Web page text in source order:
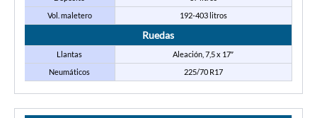
Vol. maletero
192-403 litros
Ruedas
Llantas
Aleación, 7,5 x 17″
Neumáticos
225/70 R17